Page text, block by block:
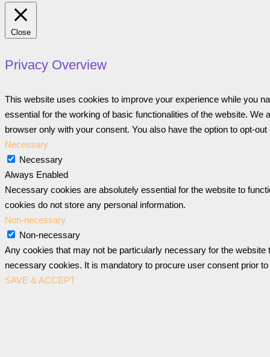
Close
Privacy Overview
This website uses cookies to improve your experience while you
essential for the working of basic functionalities of the website.
browser only with your consent. You also have the option to opt-
Necessary
Necessary
Always Enabled
Necessary cookies are absolutely essential for the website to
cookies do not store any personal information.
Non-necessary
Non-necessary
Any cookies that may not be particularly necessary for the
necessary cookies. It is mandatory to procure user consent prior
SAVE & ACCEPT